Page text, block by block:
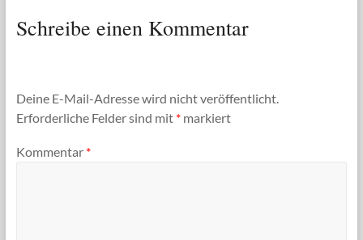
Schreibe einen Kommentar
Deine E-Mail-Adresse wird nicht veröffentlicht.
Erforderliche Felder sind mit *markiert
Kommentar *